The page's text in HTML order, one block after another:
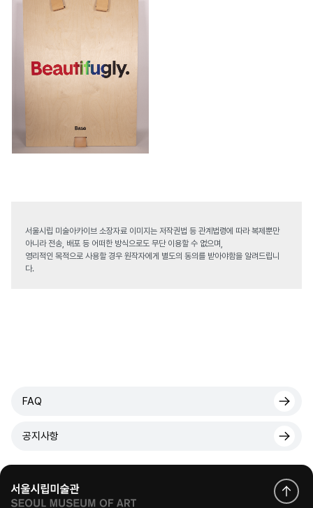
서울시립 미술아카이브 소장자료 이미지는 저작권법 등 관계법령에 따라 복제뿐만
아니라 전송, 배포 등 어떠한 방식으로도 무단 이용할 수 없으며,
영리적인 목적으로 사용할 경우 원작자에게 별도의 동의를 받아야함을 알려드립니
다.
FAQ
공지사항